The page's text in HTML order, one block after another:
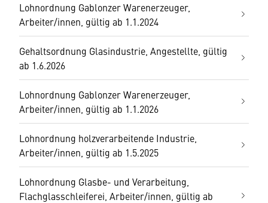
Lohnordnung Gablonzer Warenerzeuger,
Arbeiter/innen, gültig ab 1.1.2024
Gehaltsordnung Glasindustrie, Angestellte, gültig
ab 1.6.2026
Lohnordnung Gablonzer Warenerzeuger,
Arbeiter/innen, gültig ab 1.1.2026
Lohnordnung holzverarbeitende Industrie,
Arbeiter/innen, gültig ab 1.5.2025
Lohnordnung Glasbe- und Verarbeitung,
Flachglasschleiferei, Arbeiter/innen, gültig ab